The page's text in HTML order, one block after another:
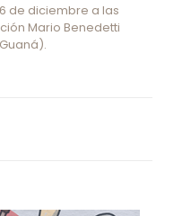
de diciembre a las
Mario Benedetti